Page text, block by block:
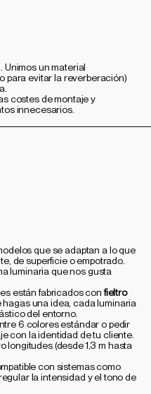
para evitar la reverberación)
innecesarios.
que se adaptan a lo que
de superficie o empotrado.
luminaria que nos gusta
están fabricados con fieltro
una idea, cada luminaria
del entorno.
6 colores estándar o pedir
con la identidad de tu cliente.
longitudes (desde 1,3 m hasta
con sistemas como
la intensidad y el tono de